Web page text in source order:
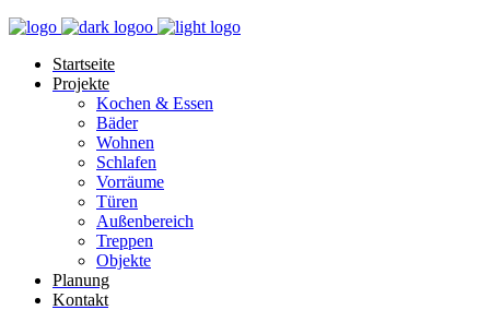
Startseite
Projekte
Kochen & Essen
Bäder
Wohnen
Schlafen
Vorräume
Türen
Außenbereich
Treppen
Objekte
Planung
Kontakt